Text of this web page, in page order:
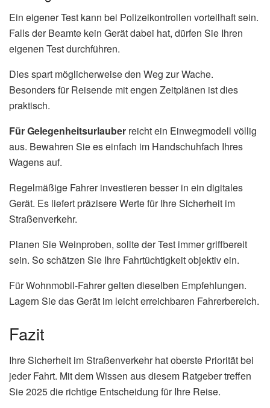
Ein eigener Test kann bei Polizeikontrollen vorteilhaft sein.
Falls der Beamte kein Gerät dabei hat, dürfen Sie Ihren
eigenen Test durchführen.
Dies spart möglicherweise den Weg zur Wache.
Besonders für Reisende mit engen Zeitplänen ist dies
praktisch.
Für Gelegenheitsurlauber reicht ein Einwegmodell völlig
aus. Bewahren Sie es einfach im Handschuhfach Ihres
Wagens auf.
Regelmäßige Fahrer investieren besser in ein digitales
Gerät. Es liefert präzisere Werte für Ihre Sicherheit im
Straßenverkehr.
Planen Sie Weinproben, sollte der Test immer griffbereit
sein. So schätzen Sie Ihre Fahrtüchtigkeit objektiv ein.
Für Wohnmobil-Fahrer gelten dieselben Empfehlungen.
Lagern Sie das Gerät im leicht erreichbaren Fahrerbereich.
Fazit
Ihre Sicherheit im Straßenverkehr hat oberste Priorität bei
jeder Fahrt. Mit dem Wissen aus diesem Ratgeber treffen
Sie 2025 die richtige Entscheidung für Ihre Reise.